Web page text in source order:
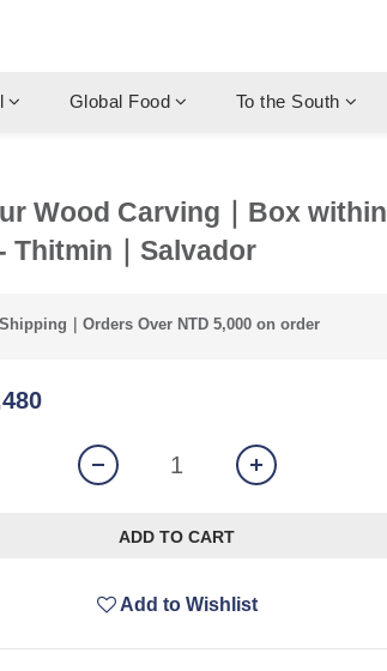
Global Food To the South
Wood Carving｜Box within
Thitmin｜Salvador
｜Orders Over NTD 5,000 on order
ADD TO CART
Add to Wishlist